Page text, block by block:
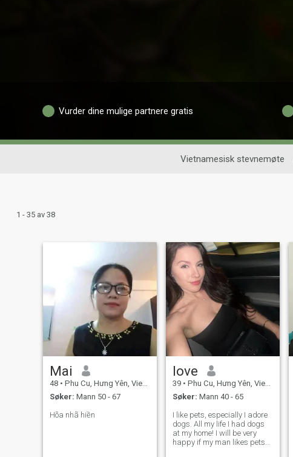
Vurder dine mulige partnere gratis
Vietnamesisk stevnemøte
1 - 35 av 38
Mai
48 • Phu Cu, Hưng Yên, Vietnam
Søker: Mann 50 - 67
Hõa nhã hiền
love
39 • Phu Cu, Hưng Yên, Vietnam
Søker: Mann 40 - 65
I like pets, especially I adore
dogs. All my life I had dogs
at my home! I will be very
happy if my man likes pets